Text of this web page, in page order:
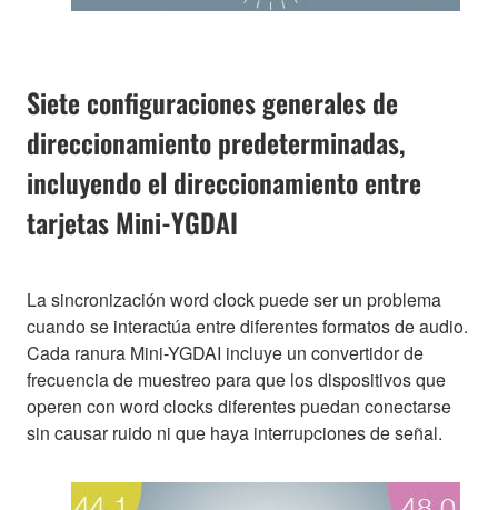
Siete configuraciones generales de
direccionamiento predeterminadas,
incluyendo el direccionamiento entre
tarjetas Mini-YGDAI
La sincronización word clock puede ser un problema
cuando se interactúa entre diferentes formatos de audio.
Cada ranura Mini-YGDAI incluye un convertidor de
frecuencia de muestreo para que los dispositivos que
operen con word clocks diferentes puedan conectarse
sin causar ruido ni que haya interrupciones de señal.